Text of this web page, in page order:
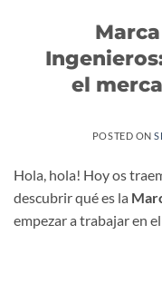
el
POSTED ON
Hola, hola! Hoy os
descubrir qué es la
empezar a trabajar en